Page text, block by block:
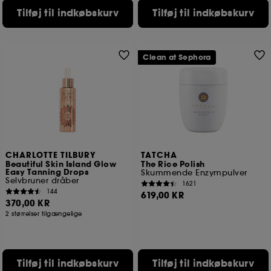
Tilføj til indkøbskurv Tilføj til indkøbskurv
CHARLOTTE TILBURY
Beautiful Skin Island Glow
Easy Tanning Drops
Selvbruner dråber
144
370,00 KR
2 størrelser tilgængelige
Tilføj til indkøbskurv
TATCHA
The Rice Polish
Skummende Enzympulver
1621
619,00 KR
Tilføj til indkøbskurv
Clean at Sephora